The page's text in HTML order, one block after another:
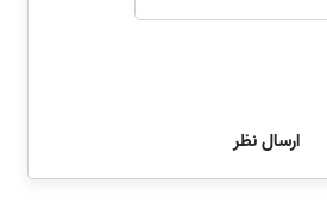
ارسال نظر